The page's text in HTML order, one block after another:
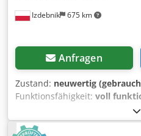
Izdebnik 675 km
Anfragen
Zustand: neuwertig
Funktionsfähigkeit: voll
Scheibendurchmesser: 350
Scheibendurchmesser: 340